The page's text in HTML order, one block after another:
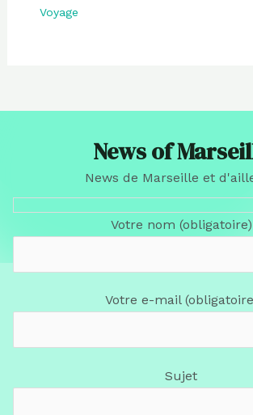
Voyage
News of
News de Marseille et
Votre nom (obligatoire)
Votre e-mail
Sujet